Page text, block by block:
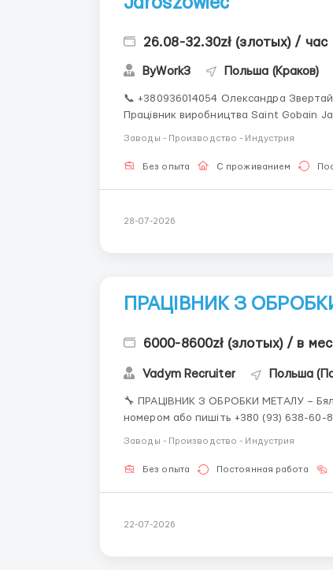
26.08-32.30zł (злотых) / час
ByWork3 Польша (Краков)
📞 +380936014054 Олександра
Працівник виробництва Saint Gobain
Заводы - Производство - Индустрия
Без опыта С проживанием
28-07-2026
ПРАЦІВНИК З
6000-8600zł (злотых) / в
Vadym Recruiter Польша
🔧 ПРАЦІВНИК З ОБРОБКИ МЕТАЛУ – Бялогард За детальною інформацією
номером або пишіть +380 (93) 638-60-82 (Вадим) Viber
Заводы - Производство - Индустрия
Без опыта Постоянная работа
22-07-2026